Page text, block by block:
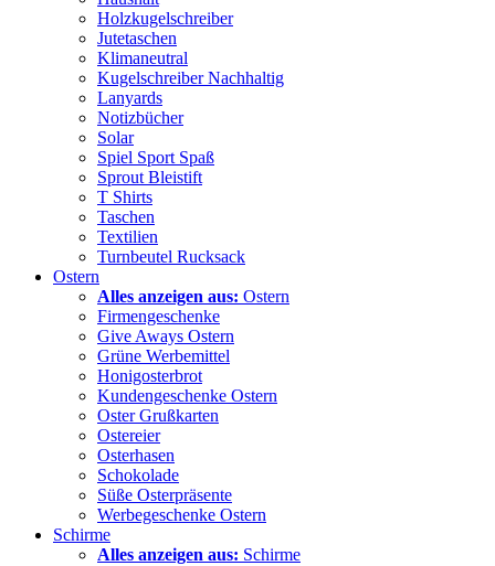
Holzkugelschreiber
Jutetaschen
Klimaneutral
Kugelschreiber Nachhaltig
Lanyards
Notizbücher
Solar
Spiel Sport Spaß
Sprout Bleistift
T Shirts
Taschen
Textilien
Turnbeutel Rucksack
Ostern
Alles anzeigen aus: Ostern
Firmengeschenke
Give Aways Ostern
Grüne Werbemittel
Honigosterbrot
Kundengeschenke Ostern
Oster Grußkarten
Ostereier
Osterhasen
Schokolade
Süße Osterpräsente
Werbegeschenke Ostern
Schirme
Alles anzeigen aus: Schirme